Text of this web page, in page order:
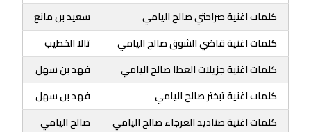
كلمات اغنية صراحتي صالح اليامي
سعيد بن مانع
كلمات اغنية قاضي الشوق صالح اليامي
تالا الخطيب
كلمات اغنية جزيلات العطا صالح اليامي
فهد بن سهل
كلمات اغنية تبختر صالح اليامي
فهد بن سهل
كلمات اغنية صناديد العرجاء صالح اليامي
صالح اليامي